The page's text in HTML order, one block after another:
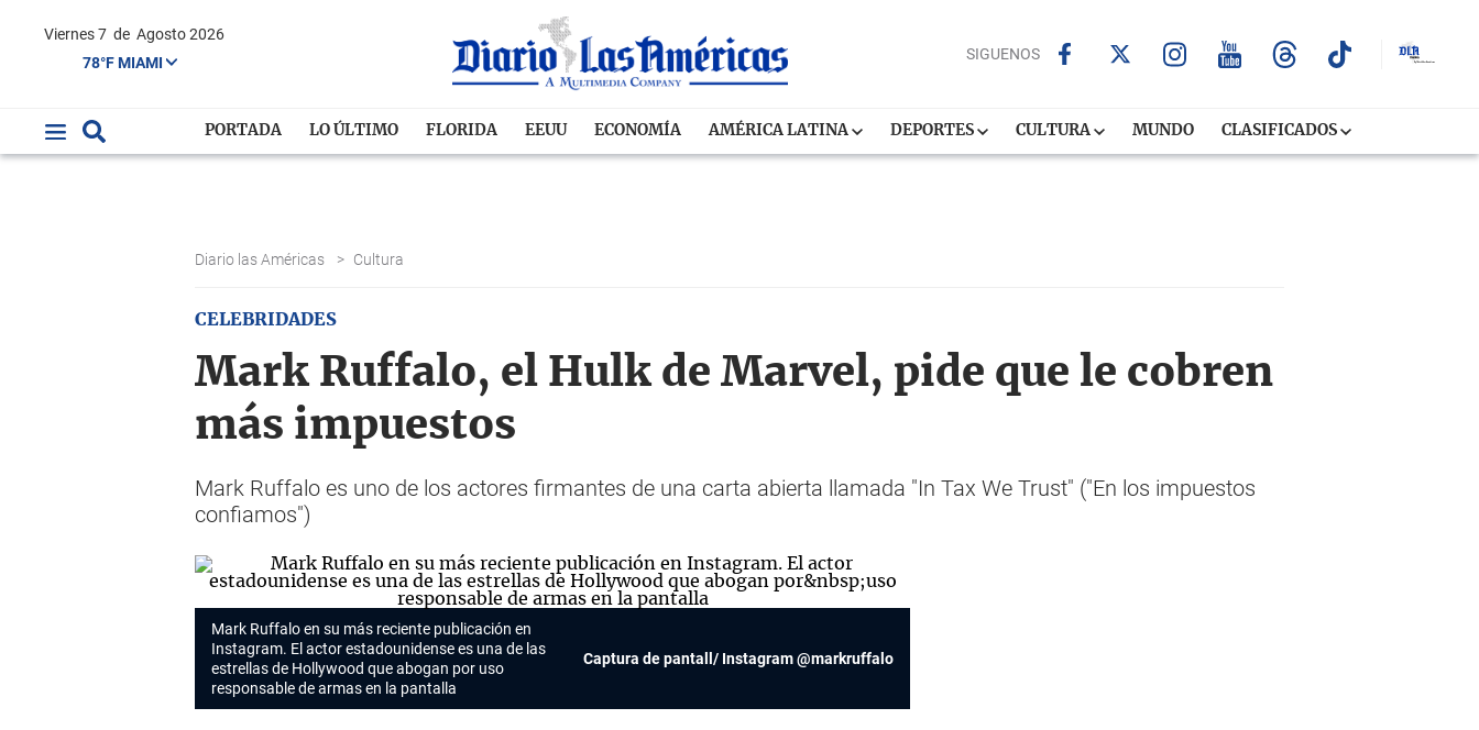
Viernes 7 de Agosto 2026
78°F MIAMI
SIGUENOS
PORTADA LO ÚLTIMO FLORIDA EEUU ECONOMÍA AMÉRICA LATINA DEPORTES CULTURA MUNDO CLASIFICADOS
Diario las Américas > Cultura
CELEBRIDADES
Mark Ruffalo, el Hulk de Marvel, pide que le cobren
más impuestos
Mark Ruffalo es uno de los actores firmantes de una carta abierta llamada "In Tax We Trust" ("En los impuestos
confiamos")
Mark Ruffaloen su más reciente publicación en
Instagram. El actor estadounidense es una de las
estrellas de Hollywood que abogan por uso
responsable de armas en la pantalla
Captura de pantall/ Instagram @markruffalo